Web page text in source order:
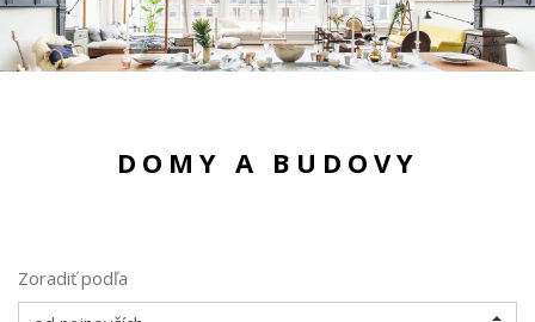
DOMY A BUDOVY
Zoradiť podľa